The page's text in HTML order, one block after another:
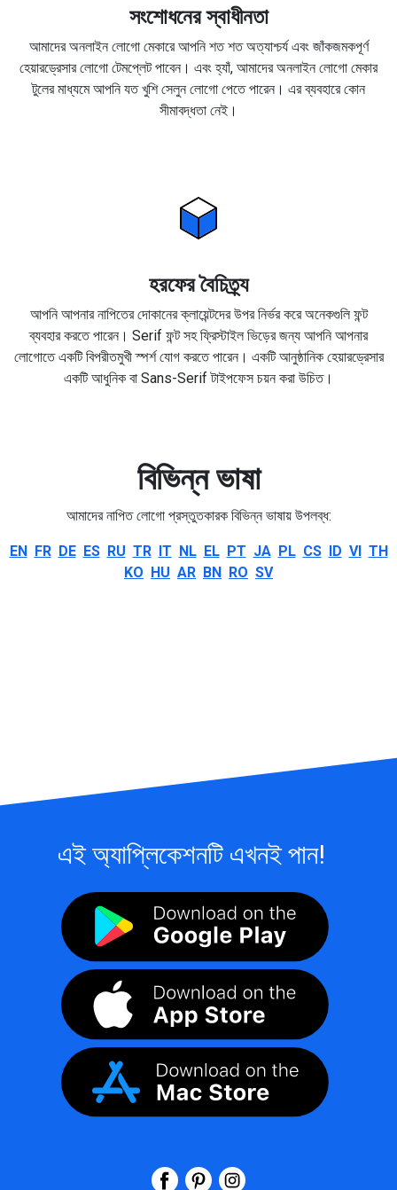
সংশোধনের স্বাধীনতা
আমাদের অনলাইন লোগো মেকারে আপনি শত শত অত্যাশ্চর্য এবং জাঁকজমকপূর্ণ
হেয়ারড্রেসার লোগো টেমপ্লেট পাবেন। এবং হ্যাঁ, আমাদের অনলাইন লোগো মেকার
টুলের মাধ্যমে আপনি যত খুশি সেলুন লোগো পেতে পারেন। এর ব্যবহারে কোন
সীমাবদ্ধতা নেই।
হরফের বৈচিত্র্য
আপনি আপনার নাপিতের দোকানের ক্লায়েন্টদের উপর নির্ভর করে অনেকগুলি ফন্ট
ব্যবহার করতে পারেন। Serif ফন্ট সহ ফ্রিস্টাইল ভিড়ের জন্য আপনি আপনার
লোগোতে একটি বিপরীতমুখী স্পর্শ যোগ করতে পারেন। একটি আনুষ্ঠানিক হেয়ারড্রেসার
একটি আধুনিক বা Sans-Serif টাইপফেস চয়ন করা উচিত।
বিভিন্ন ভাষা
আমাদের নাপিত লোগো প্রস্তুতকারক বিভিন্ন ভাষায় উপলব্ধ:
EN FR DE ES RU TR IT NL EL PT JA PL CS ID VI TH
KO HU AR BN RO SV
এই অ্যাপ্লিকেশনটি এখনই পান!